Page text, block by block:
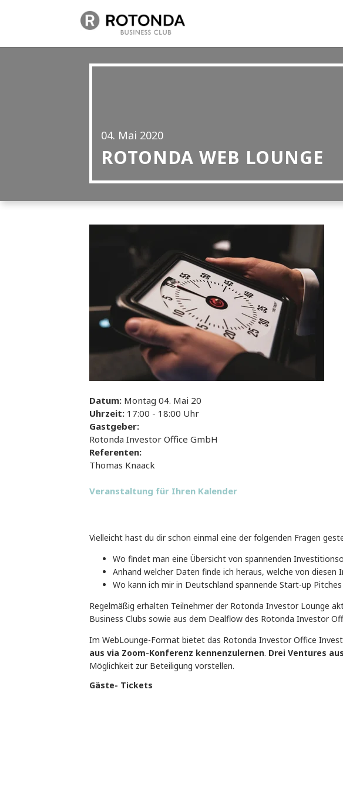
04. Mai 2020
ROTONDA WEB LOUNGE
Datum: Montag 04. Mai 20
Uhrzeit: 17:00 - 18:00 Uhr
Gastgeber:
Rotonda Investor Office GmbH
Referenten:
Thomas Knaack
Veranstaltung für Ihren Kalender
Vielleicht hast du dir schon einmal eine der folgenden Fragen
Wo findet man eine Übersicht von spannenden
Anhand welcher Daten finde ich heraus, welche von
Wo kann ich mir in Deutschland spannende Start-up Pitches
Regelmäßig erhalten Teilnehmer der Rotonda Investor Lounge
Business Clubs sowie aus dem Dealflow des Rotonda Investor
Im WebLounge-Format bietet das Rotonda Investor Office
aus via Zoom-Konferenz kennenzulernen. Drei Ventures
Möglichkeit zur Beteiligung vorstellen.
Gäste- Tickets